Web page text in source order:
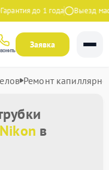
до 1 года Выезд
Заявка
Ремонт
Nikon в